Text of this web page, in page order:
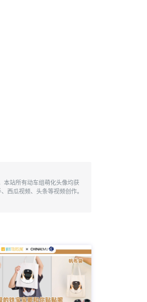
本站所有动车组萌化头像均获
西瓜视频、头条等视频创作。